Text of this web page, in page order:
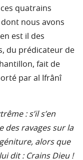
quatrains
nous avons
est il des
du prédicateur de
fait de
par al Ifrânî
: s’il s’en
des ravages sur la
alors que
dit : Crains Dieu !